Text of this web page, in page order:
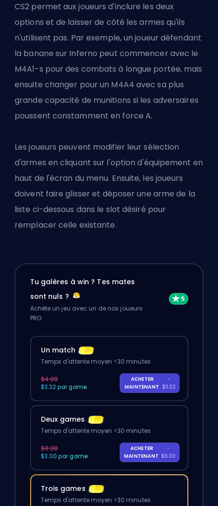
CS2 permet aux joueurs d'inclure les deux
options et de laisser de côté les armes qu'ils
n'utilisent pas. Par exemple, un joueur défendant
la banane sur Inferno peut commencer avec le
M4A1-s pour des combats à longue portée, mais
ensuite changer pour un M4A4 avec sa plus
grande capacité de munitions si les adversaires
poussent constamment en force A.
Les joueurs peuvent modifier leur sélection
d'armes en cliquant sur l'option d'équipement en
haut de l'écran du menu. Ensuite, les joueurs
doivent faire glisser et déposer une arme de la
liste ci-dessous dans le slot désiré pour
remplacer celle existante.
Tu galères à win ? Tes mates
sont nuls ?
Achète un jeu avec un de nos joueurs
PRO.
Un match
Temps d'attente moyen <30 minutes
$4.00
$3.32 par game
ACHETER
MAINTENANT
-
$3.32
Deux games
Temps d'attente moyen <30 minutes
$8.00
$3.00 par game
ACHETER
MAINTENANT
-
$6.00
Trois games
Temps d'attente moyen <30 minutes